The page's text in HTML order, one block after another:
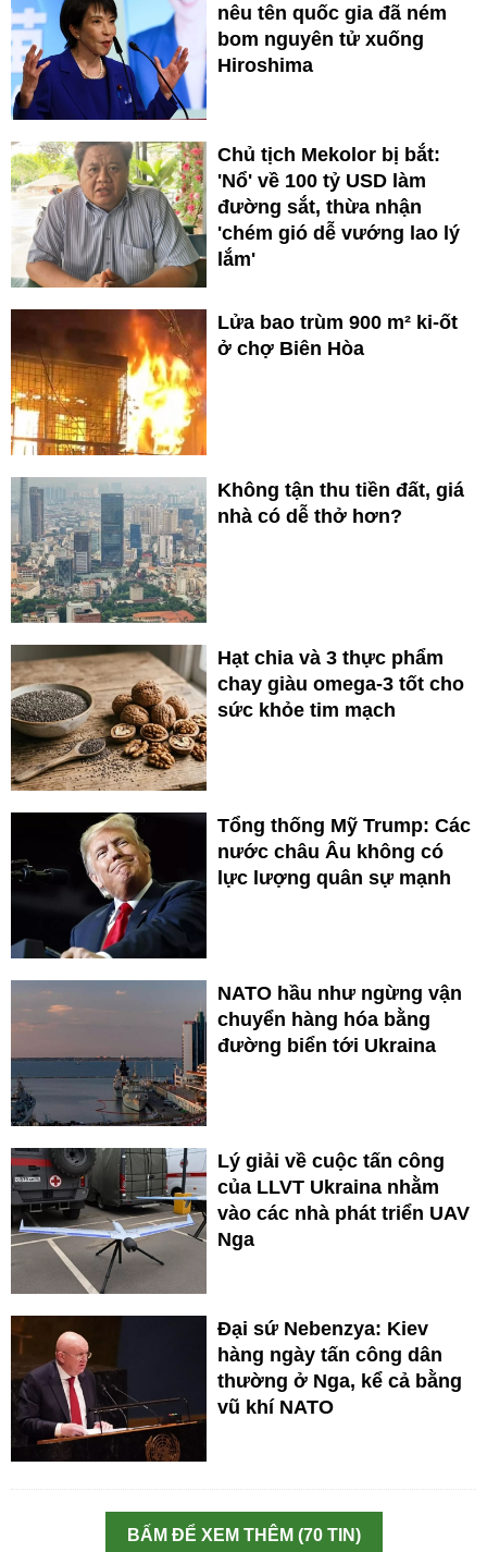
nêu tên quốc gia đã ném
bom nguyên tử xuống
Hiroshima
Chủ tịch Mekolor bị bắt:
'Nổ' về 100 tỷ USD làm
đường sắt, thừa nhận
'chém gió dễ vướng lao lý
lắm'
Lửa bao trùm 900 m² ki-ốt
ở chợ Biên Hòa
Không tận thu tiền đất, giá
nhà có dễ thở hơn?
Hạt chia và 3 thực phẩm
chay giàu omega-3 tốt cho
sức khỏe tim mạch
Tổng thống Mỹ Trump: Các
nước châu Âu không có
lực lượng quân sự mạnh
NATO hầu như ngừng vận
chuyển hàng hóa bằng
đường biển tới Ukraina
Lý giải về cuộc tấn công
của LLVT Ukraina nhằm
vào các nhà phát triển UAV
Nga
Đại sứ Nebenzya: Kiev
hàng ngày tấn công dân
thường ở Nga, kể cả bằng
vũ khí NATO
BẤM ĐỂ XEM THÊM (70 TIN)